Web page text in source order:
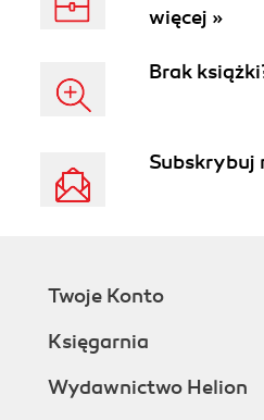
więcej »
Brak
Subskrybuj
Twoje Konto
Księgarnia
Wydawnictwo Helion